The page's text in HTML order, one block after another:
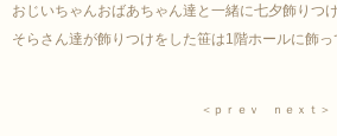
おじいちゃんおばあちゃん達と一緒に七夕飾りつ
そらさん達が飾りつけをした笹は1階ホールに飾っ
＜ｐｒｅｖ ｎｅｘｔ＞